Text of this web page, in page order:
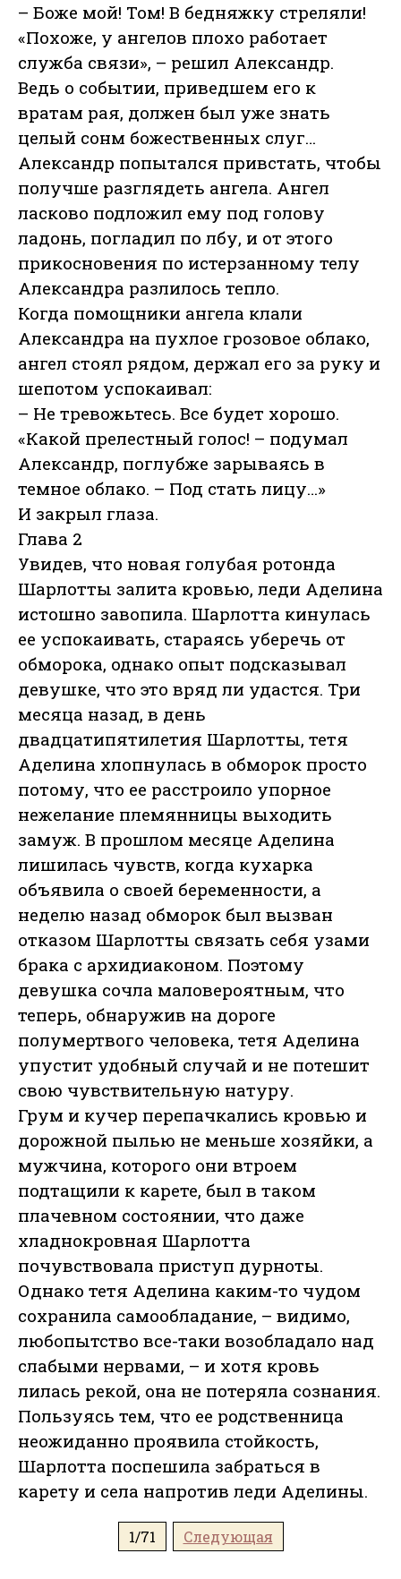
– Боже мой! Том! В бедняжку стреляли!
«Похоже, у ангелов плохо работает
служба связи», – решил Александр.
Ведь о событии, приведшем его к
вратам рая, должен был уже знать
целый сонм божественных слуг…
Александр попытался привстать, чтобы
получше разглядеть ангела. Ангел
ласково подложил ему под голову
ладонь, погладил по лбу, и от этого
прикосновения по истерзанному телу
Александра разлилось тепло.
Когда помощники ангела клали
Александра на пухлое грозовое облако,
ангел стоял рядом, держал его за руку и
шепотом успокаивал:
– Не тревожьтесь. Все будет хорошо.
«Какой прелестный голос! – подумал
Александр, поглубже зарываясь в
темное облако. – Под стать лицу…»
И закрыл глаза.
Глава 2
Увидев, что новая голубая ротонда
Шарлотты залита кровью, леди Аделина
истошно завопила. Шарлотта кинулась
ее успокаивать, стараясь уберечь от
обморока, однако опыт подсказывал
девушке, что это вряд ли удастся. Три
месяца назад, в день
двадцатипятилетия Шарлотты, тетя
Аделина хлопнулась в обморок просто
потому, что ее расстроило упорное
нежелание племянницы выходить
замуж. В прошлом месяце Аделина
лишилась чувств, когда кухарка
объявила о своей беременности, а
неделю назад обморок был вызван
отказом Шарлотты связать себя узами
брака с архидиаконом. Поэтому
девушка сочла маловероятным, что
теперь, обнаружив на дороге
полумертвого человека, тетя Аделина
упустит удобный случай и не потешит
свою чувствительную натуру.
Грум и кучер перепачкались кровью и
дорожной пылью не меньше хозяйки, а
мужчина, которого они втроем
подтащили к карете, был в таком
плачевном состоянии, что даже
хладнокровная Шарлотта
почувствовала приступ дурноты.
Однако тетя Аделина каким-то чудом
сохранила самообладание, – видимо,
любопытство все-таки возобладало над
слабыми нервами, – и хотя кровь
лилась рекой, она не потеряла сознания.
Пользуясь тем, что ее родственница
неожиданно проявила стойкость,
Шарлотта поспешила забраться в
карету и села напротив леди Аделины.
1/71 Следующая